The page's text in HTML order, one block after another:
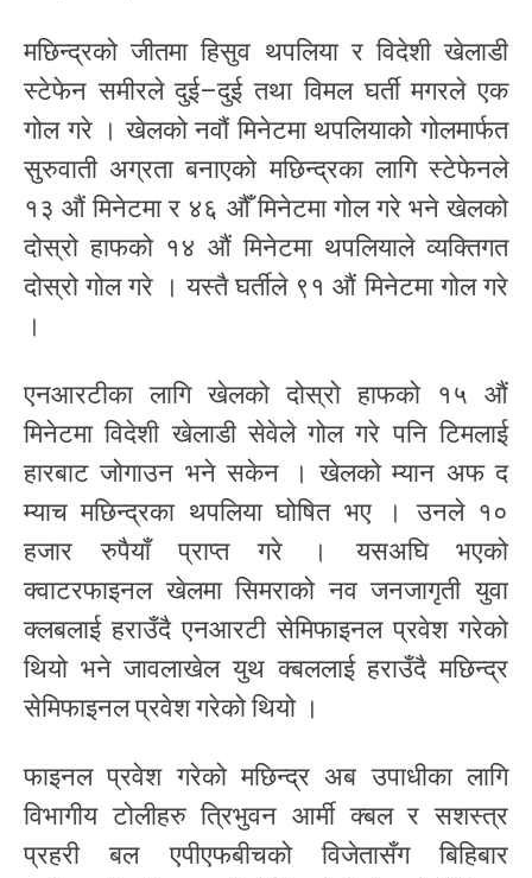
मछिन्द्रको जीतमा हिसुव थपलिया र विदेशी खेलाडी
स्टेफेन समीरले दुई–दुई तथा विमल घर्ती मगरले एक
गोल गरे । खेलको नवौं मिनेटमा थपलियाकोे गोलमार्फत
सुरुवाती अग्रता बनाएको मछिन्द्रका लागि स्टेफेनले
१३ औं मिनेटमा र ४६ औँ मिनेटमा गोल गरे भने खेलको
दोस्रो हाफको १४ औं मिनेटमा थपलियाले व्यक्तिगत
दोस्रो गोल गरे । यस्तै घर्तीले ९१ औं मिनेटमा गोल गरे
।
एनआरटीका लागि खेलको दोस्रो हाफको १५ औं
मिनेटमा विदेशी खेलाडी सेवेले गोल गरे पनि टिमलाई
हारबाट जोगाउन भने सकेन । खेलको म्यान अफ द
म्याच मछिन्द्रका थपलिया घोषित भए । उनले १०
हजार रुपैयाँ प्राप्त गरे । यसअघि भएको
क्वाटरफाइनल खेलमा सिमराको नव जनजागृती युवा
क्लबलाई हराउँदै एनआरटी सेमिफाइनल प्रवेश गरेको
थियो भने जावलाखेल युथ क्बललाई हराउँदै मछिन्द्र
सेमिफाइनल प्रवेश गरेको थियो ।
फाइनल प्रवेश गरेको मछिन्द्र अब उपाधीका लागि
विभागीय टोलीहरु त्रिभुवन आर्मी क्बल र सशस्त्र
प्रहरी बल एपीएफबीचको विजेतासँग बिहिबार